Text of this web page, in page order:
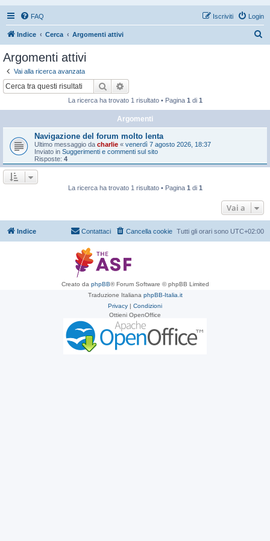
FAQ Login
Iscriviti
Indice Cerca Argomenti attivi
Argomenti attivi
Vai alla ricerca avanzata
Cerca
La ricerca ha trovato 1 risultato • Pagina 1 di 1
Argomenti
Navigazione del forum molto lenta
Ultimo messaggio da charlie « venerdì 7 agosto 2026, 18:37
Inviato in Suggerimenti e commenti sul sito
Risposte: 4
La ricerca ha trovato 1 risultato • Pagina 1 di 1
Vai a
Indice Tutti gli orari sono UTC+02:00
Cancella cookie
Contattaci
Creato da phpBB® Forum Software © phpBB Limited
Traduzione Italiana phpBB-Italia.it
Privacy | Condizioni
Ottieni OpenOffice